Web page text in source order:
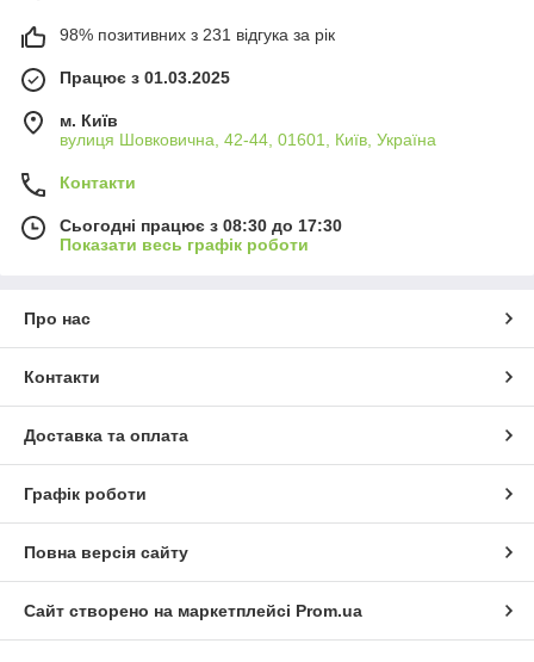
98% позитивних з 231 відгука за рік
Працює з 01.03.2025
м. Київ
вулиця Шовковична, 42-44, 01601, Київ, Україна
Контакти
Сьогодні працює з 08:30 до 17:30
Показати весь графік роботи
Про нас
Контакти
Доставка та оплата
Графік роботи
Повна версія сайту
Сайт створено на маркетплейсі Prom.ua